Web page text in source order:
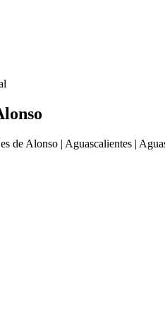
de Alonso | Aguascalientes |